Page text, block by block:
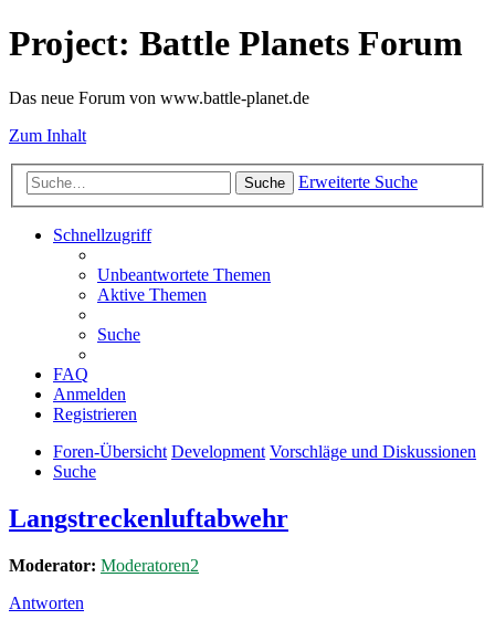
Project: Battle Planets Forum
Das neue Forum von www.battle-planet.de
Zum Inhalt
Suche Erweiterte Suche
Schnellzugriff
Unbeantwortete Themen
Aktive Themen
Suche
FAQ
Anmelden
Registrieren
Foren-Übersicht Development Vorschläge und Diskussionen
Suche
Langstreckenluftabwehr
Moderator: Moderatoren2
Antworten